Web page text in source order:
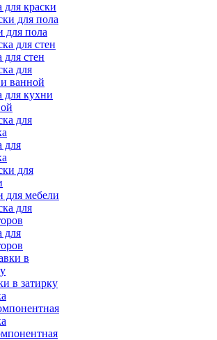
для краски
для пола
для стен
для кухни
для
для мебели
для
в затирку